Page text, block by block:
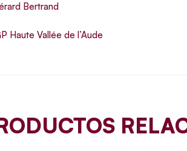
Bertrand
Haute Vallée de l’Aude